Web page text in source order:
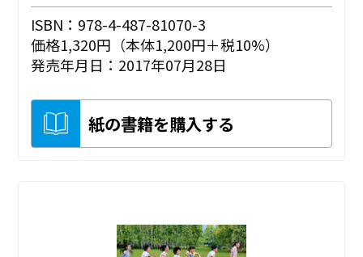
ISBN：978-4-487-81070-3
価格1,320円（本体1,200円＋税10%）
発売年月日：2017年07月28日
紙の書籍を購入する